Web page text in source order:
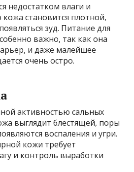
недостатком влаги и
кожа становится плотной,
зуд. Питание для
важно, так как она
и даже малейшее
очень остро.
активностью сальных
выглядит блестящей, поры
воспаления и угри.
кожи требует
и контроль выработки